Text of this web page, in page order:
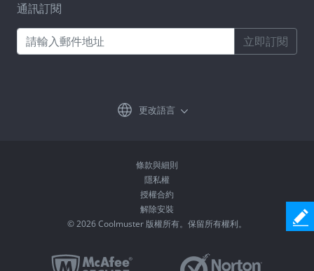
通訊訂閱
立即訂閱
更改語言
條款與細則
隱私權
授權合約
解除安裝
© 2026 Coolmuster 版權所有。保留所有權利。